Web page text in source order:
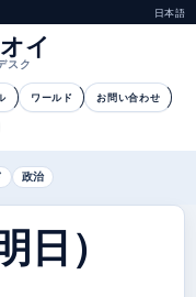
日本語
イ
スク
ワールド お問い合わせ
政治
日）